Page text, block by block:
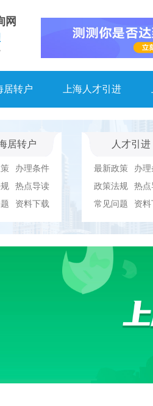
网
居转户 上海人才引进
居转户
办理条件
热点导读
资料下载
人才引进
最新政策
办
政策法规
热点
常见问题
资料